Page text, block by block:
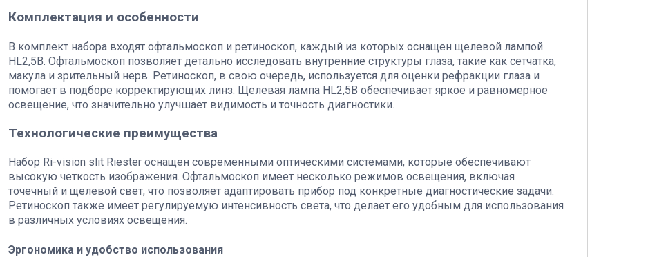
Комплектация и особенности
В комплект набора входят офтальмоскоп и ретиноскоп, каждый из которых оснащен щелевой лампой
HL2,5В. Офтальмоскоп позволяет детально исследовать внутренние структуры глаза, такие как сетчатка,
макула и зрительный нерв. Ретиноскоп, в свою очередь, используется для оценки рефракции глаза и
помогает в подборе корректирующих линз. Щелевая лампа HL2,5В обеспечивает яркое и равномерное
освещение, что значительно улучшает видимость и точность диагностики.
Технологические преимущества
Набор Ri-vision slit Riester оснащен современными оптическими системами, которые обеспечивают
высокую четкость изображения. Офтальмоскоп имеет несколько режимов освещения, включая
точечный и щелевой свет, что позволяет адаптировать прибор под конкретные диагностические задачи.
Ретиноскоп также имеет регулируемую интенсивность света, что делает его удобным для использования
в различных условиях освещения.
Эргономика и удобство использования